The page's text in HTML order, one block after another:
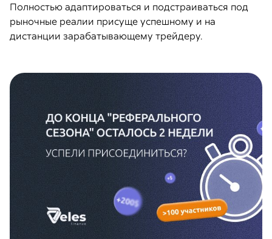
Полностью адаптироваться и подстраиваться под
рыночные реалии присуще успешному и на
дистанции зарабатывающему трейдеру.